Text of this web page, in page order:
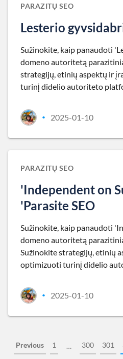
PARAZITŲ SEO
Lesterio
Sužinokite, kaip panaudoti
domeno autoritetą
strategijų, etinių aspektų ir
turinį didelio autoriteto
• 2025-01-10
PARAZITŲ SEO
'Independent on
'Parasite SEO
Sužinokite, kaip panaudoti
domeno autoritetą
Sužinokite strategijų, etinių
optimizuoti turinį didelio
• 2025-01-10
Previous 1 … 300 301